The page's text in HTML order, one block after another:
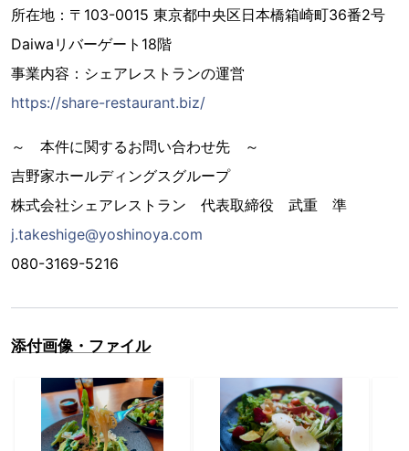
所在地：〒103-0015 東京都中央区日本橋箱崎町36番2号
Daiwaリバーゲート18階
事業内容：シェアレストランの運営
https://share-restaurant.biz/
～ 本件に関するお問い合わせ先 ～
吉野家ホールディングスグループ
株式会社シェアレストラン 代表取締役 武重 準
j.takeshige@yoshinoya.com
080-3169-5216
添付画像・ファイル